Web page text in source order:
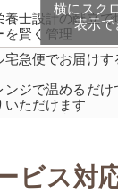
養士設計の献立で
を賢く管理
で温めるだけ 火
付けも簡単
献立で毎日の食卓
く楽しめます
宅急便でお届けす
ンジで温めるだけ
いただけます
ーの組み合わせは
横にスク
表示で
ビス対